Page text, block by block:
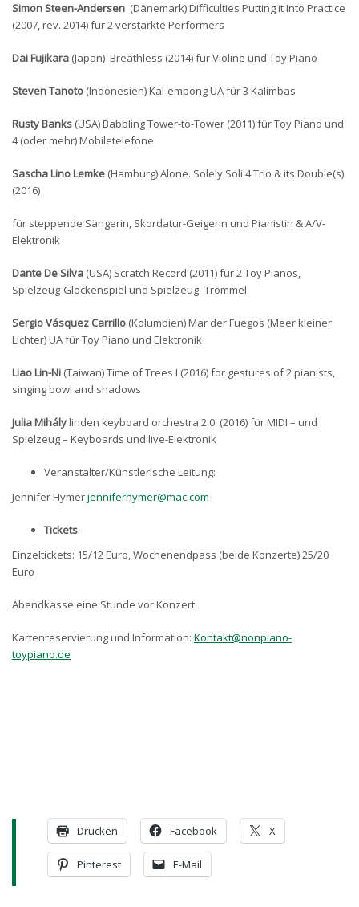
Simon Steen-Andersen (Dänemark) Difficulties Putting it Into Practice
(2007, rev. 2014) für 2 verstärkte Performers
Dai Fujikara (Japan) Breathless (2014) für Violine und Toy Piano
Steven Tanoto (Indonesien) Kal-empong UA für 3 Kalimbas
Rusty Banks (USA) Babbling Tower-to-Tower (2011) für Toy Piano und
4 (oder mehr) Mobiletelefone
Sascha Lino Lemke (Hamburg) Alone. Solely Soli 4 Trio & its Double(s)
(2016)
für steppende Sängerin, Skordatur-Geigerin und Pianistin & A/V-
Elektronik
Dante De Silva (USA) Scratch Record (2011) für 2 Toy Pianos,
Spielzeug-Glockenspiel und Spielzeug- Trommel
Sergio Vásquez Carrillo (Kolumbien) Mar der Fuegos (Meer kleiner
Lichter) UA für Toy Piano und Elektronik
Liao Lin-Ni (Taiwan) Time of Trees I (2016) for gestures of 2 pianists,
singing bowl and shadows
Julia Mihálylinden keyboard orchestra 2.0 (2016) für MIDI – und
Spielzeug – Keyboards und live-Elektronik
Veranstalter/Künstlerische Leitung:
Jennifer Hymerjenniferhymer@mac.com
Tickets:
Einzeltickets: 15/12 Euro, Wochenendpass (beide Konzerte) 25/20
Euro
Abendkasse eine Stunde vor Konzert
Kartenreservierung und Information: Kontakt@nonpiano-
toypiano.de
Drucken Facebook X
Pinterest E-Mail